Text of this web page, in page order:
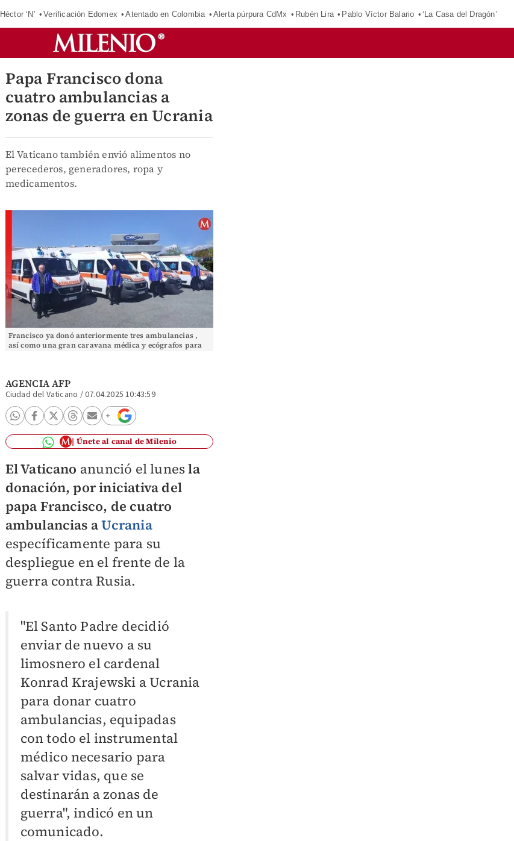
Héctor ‘N’ Verificación Edomex Atentado en Colombia Alerta púrpura CdMx Rubén Lira Pablo Víctor Balario ‘La Casa del Dragón’
Papa Francisco dona
cuatro ambulancias a
zonas de guerra en Ucrania
El Vaticano también envió alimentos no
perecederos, generadores, ropa y
medicamentos.
Francisco ya donó anteriormente tres ambulancias ,
así como una gran caravana médica y ecógrafos para
AGENCIA AFP
Ciudad del Vaticano /07.04.2025 10:43:59
Únete al canal de Milenio
El Vaticano anunció el lunesla
donación, por iniciativa del
papa Francisco, de cuatro
ambulancias aUcrania
específicamente para su
despliegue en el frente de la
guerra contra Rusia.
"El Santo Padre decidió
enviar de nuevo a su
limosnero el cardenal
Konrad Krajewski a Ucrania
para donar cuatro
ambulancias, equipadas
con todo el instrumental
médico necesario para
salvar vidas, que se
destinarán a zonas de
guerra", indicó en un
comunicado.